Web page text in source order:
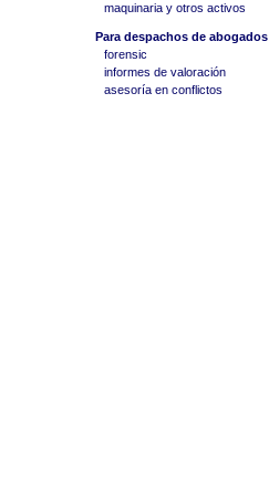
maquinaria y otros activos
Para despachos de abogados
forensic
informes de valoración
asesoría en conflictos